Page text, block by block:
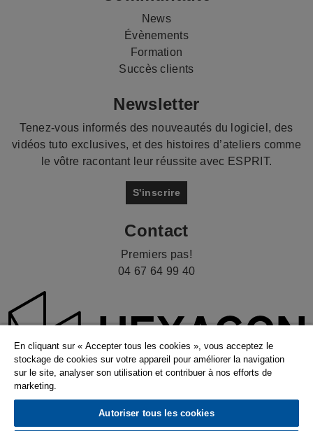
News
Évènements
Formation
Succès clients
Newsletter
Tenez-vous informés des nouveautés du logiciel, des
vidéos tuto exclusives, et des histoires d’ateliers comme
le vôtre racontant leur réussite avec ESPRIT.
S'inscrire
Contact
Premiers pas!
04 67 64 99 40
© 2026 Hexagon AB and/or its subsidiaries. |
Politique de confidentialité|Compliance|Ethics &
En cliquant sur « Accepter tous les cookies », vous acceptez le
stockage de cookies sur votre appareil pour améliorer la navigation
sur le site, analyser son utilisation et contribuer à nos efforts de
marketing.
Autoriser tous les cookies